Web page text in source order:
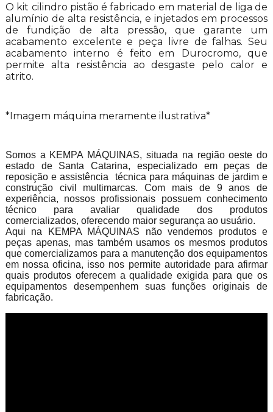
O kit cilindro pistão é fabricado em material de liga de
alumínio de alta resistência, e injetados em processos
de fundição de alta pressão, que garante um
acabamento excelente e peça livre de falhas. Seu
acabamento interno é feito em Durocromo, que
permite alta resistência ao desgaste pelo calor e
atrito.
*Imagem máquina meramente ilustrativa*
Somos a KEMPA MÁQUINAS, situada na região oeste do
estado de Santa Catarina, especializado em peças de
reposição e assistência técnica para máquinas de jardim e
construção civil multimarcas. Com mais de 9 anos de
experiência, nossos profissionais possuem conhecimento
técnico para avaliar qualidade dos produtos
comercializados, oferecendo maior segurança ao usuário.
Aqui na KEMPA MÁQUINAS não vendemos produtos e
peças apenas, mas também usamos os mesmos produtos
que comercializamos para a manutenção dos equipamentos
em nossa oficina, isso nos permite autoridade para afirmar
quais produtos oferecem a qualidade exigida para que os
equipamentos desempenhem suas funções originais de
fabricação.